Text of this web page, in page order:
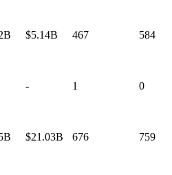
$5.14B 467 584
- 1 0
$21.03B 676 759